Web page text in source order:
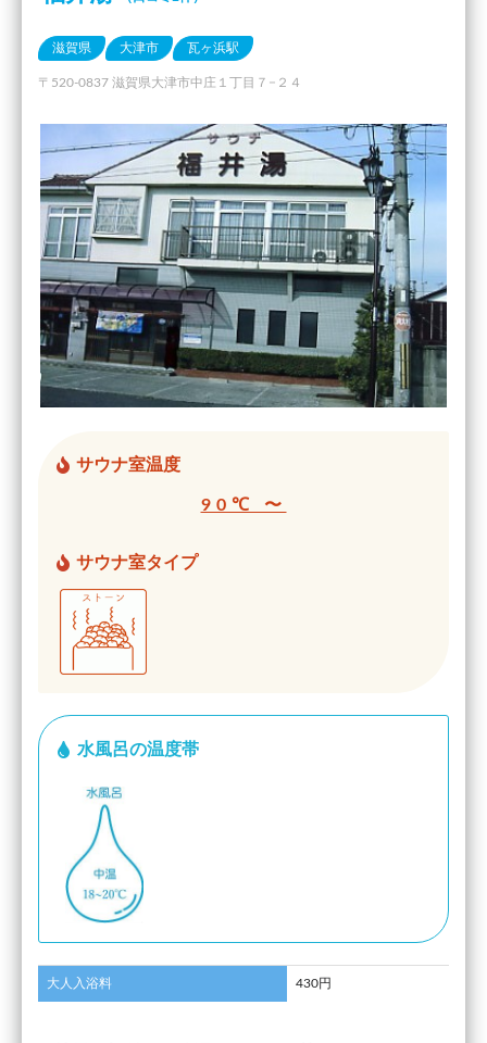
滋賀県 大津市 瓦ヶ浜駅
〒520-0837 滋賀県大津市中庄１丁目７−２４
サウナ室温度
90℃ 〜
サウナ室タイプ
水風呂の温度帯
大人入浴料 430円